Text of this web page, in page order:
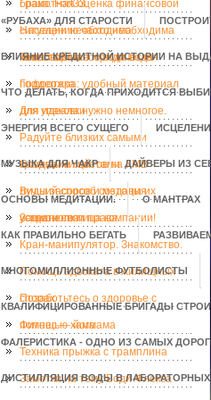
«РУБАХА» ДЛЯ СТАРОСТИ
ВЛИЯНИЕ КРЕДИТНОЙ ИСТОРИИ НА
ЧТО ДЕЛАТЬ, КОГДА ПРИХОДИТСЯ
ЭНЕРГИЯ ВСЕГО СУЩЕГО
МУЗЫКА ДЛЯ ЧАКР ДАЙВЕРЫ ИЗ
ОСНОВЫ МЕДИТАЦИИ. О МАНТРАХ
КАК ПРАВИЛЬНО БЕГАТЬ
МНОГОМИЛЛИОННЫЕ ФУТБОЛИСТЫ
КВАЛИФИЦИРОВАННЫЕ БРИГАДЫ
ФАЛЕРИСТИКА - ОДНО ИЗ САМЫХ
ДИСТИЛЛЯЦИЯ ВОДЫ В
брака. Fort33.
Грамотная оценка финансовой
ситуации необходима
инвесторам
Населению часто необходима
качественная юридическая
поддержка
Тепловой насос вода вода
Гофротара: удобный материал
для упаковки
Для идеала нужно немногое.
Радуйте близких самыми
красивыми цветами
Создание сайтов на КМВ -
лучший способ создания
успешного лица компании!
Виды засоров и методы их
устранения
Защити свои права.
Кран-манипулятор. Знакомство.
Помощь адвоката в жилищных
спорах
Позаботьтесь о здоровье с
помощью хаммама
Фитнес — йога
Техника прыжка с трамплина
Заметки на тему Боди-Флекса